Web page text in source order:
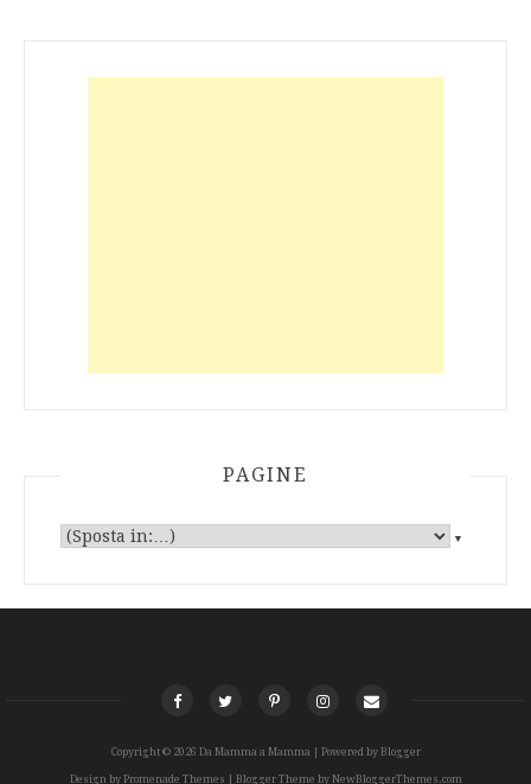
PAGINE
▼
Copyright © 2026 Da Mamma a Mamma | Powered by Blogger
Design by Promenade Themes | Blogger Theme by NewBloggerThemes.com